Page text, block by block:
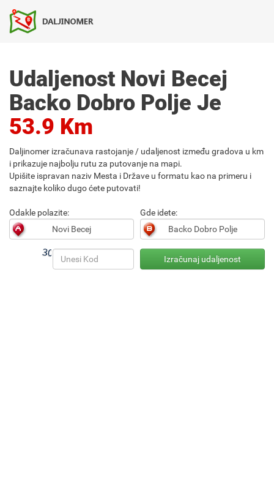
Udaljenost Novi Becej
Backo Dobro Polje Je
53.9 Km
Daljinomer izračunava rastojanje / udaljenost između gradova u km
i prikazuje najbolju rutu za putovanje na mapi.
Upišite ispravan naziv Mesta i Države u formatu kao na primeru i
saznajte koliko dugo ćete putovati!
Odakle polazite: Gde idete: